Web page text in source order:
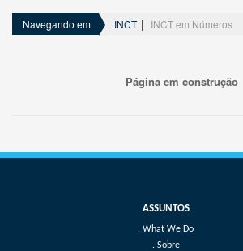
Navegando em INCT INCT em Números
Página em construção
What We Do
Sobre